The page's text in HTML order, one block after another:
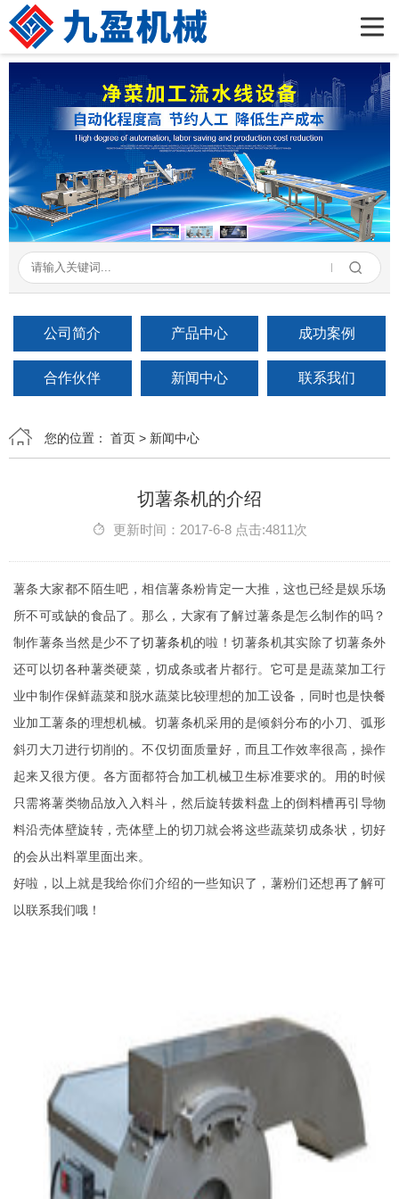
公司简介
产品展示
新闻资讯
成功案例
在线留言
联系我们
公司简介 产品中心 成功案例
合作伙伴 新闻中心 联系我们
您的位置： 首页 > 新闻中心
切薯条机的介绍
更新时间：2017-6-8 点击:4811次
薯条大家都不陌生吧，相信薯条粉肯定一大推，这也已经是娱乐场
所不可或缺的食品了。那么，大家有了解过薯条是怎么制作的吗？
制作薯条当然是少不了切薯条机的啦！切薯条机其实除了切薯条外
还可以切各种薯类硬菜，切成条或者片都行。它可是是蔬菜加工行
业中制作保鲜蔬菜和脱水蔬菜比较理想的加工设备，同时也是快餐
业加工薯条的理想机械。切薯条机采用的是倾斜分布的小刀、弧形
斜刃大刀进行切削的。不仅切面质量好，而且工作效率很高，操作
起来又很方便。各方面都符合加工机械卫生标准要求的。用的时候
只需将薯类物品放入入料斗，然后旋转拨料盘上的倒料槽再引导物
料沿壳体壁旋转，壳体壁上的切刀就会将这些蔬菜切成条状，切好
的会从出料罩里面出来。
好啦，以上就是我给你们介绍的一些知识了，薯粉们还想再了解可
以联系我们哦！